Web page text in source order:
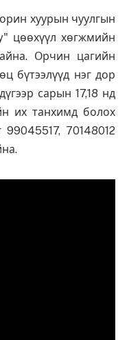
хуурын чуулгын
цөөхүүл хөгжмийн
Орчин цагийн
бүтээлүүд нэг дор
сарын 17,18 нд
их танхимд болох
99045517, 70148012